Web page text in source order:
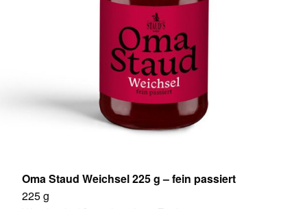
Oma Staud Weichsel 225 g – fein passiert
225 g